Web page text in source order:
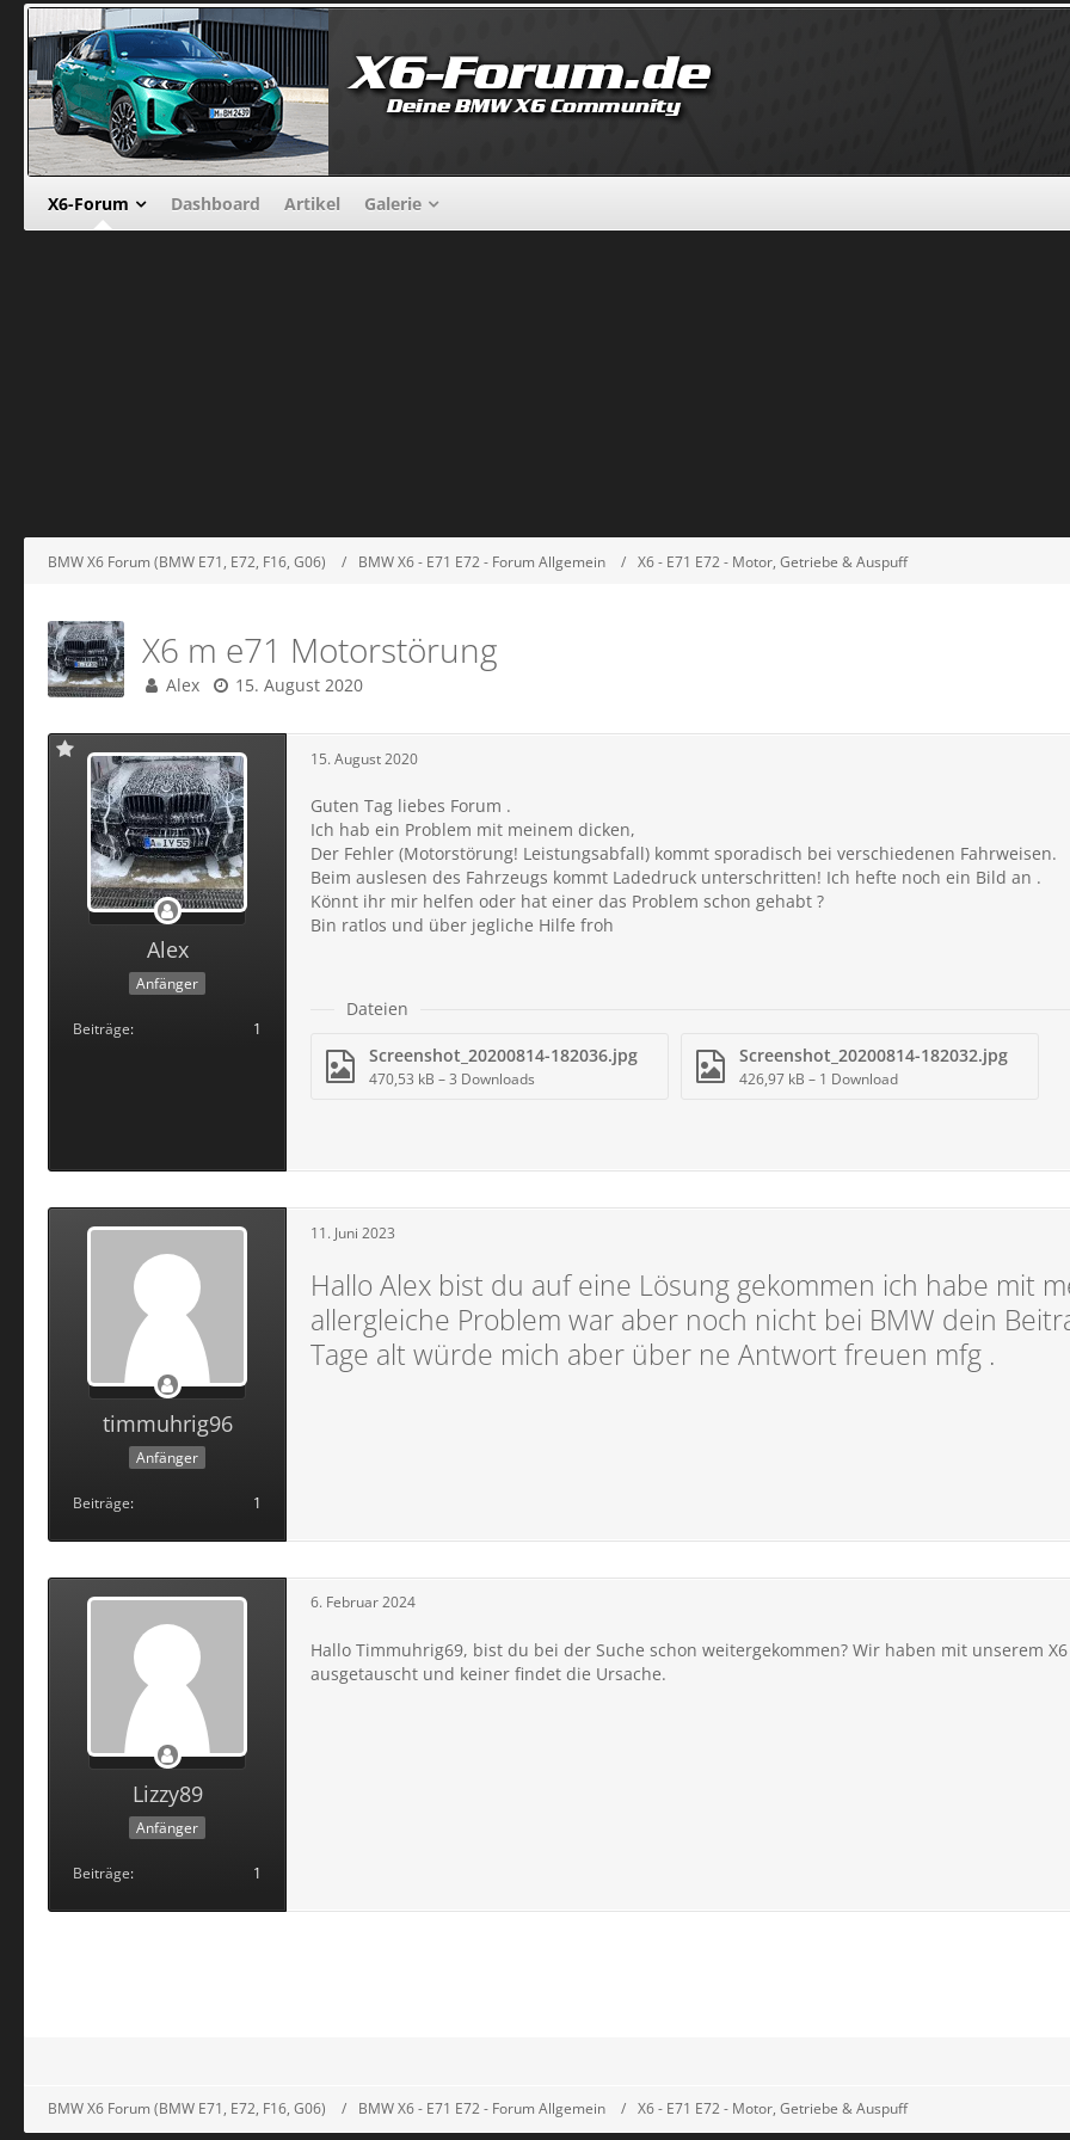
X6-Forum Dashboard Artikel Galerie
BMW X6 Forum (BMW E71, E72, F16, G06) BMW X6 - E71 E72 - Forum Allgemein X6 - E71 E72 - Motor, Getriebe & Auspuff
X6 m e71 Motorstörung
Alex 15. August 2020
Alex
Anfänger
Beiträge 1
15. August 2020
Guten Tag liebes Forum .
Ich hab ein Problem mit meinem dicken,
Der Fehler (Motorstörung! Leistungsabfall) kommt sporadisch bei verschiedenen Fahrweisen.
Beim auslesen des Fahrzeugs kommt Ladedruck unterschritten! Ich hefte noch ein Bild an .
Könnt ihr mir helfen oder hat einer das Problem schon gehabt ?
Bin ratlos und über jegliche Hilfe froh
Dateien
Screenshot_20200814-182036.jpg
470,53 kB – 3 Downloads
Screenshot_20200814-182032.jpg
426,97 kB – 1 Download
timmuhrig96
Anfänger
Beiträge 1
11. Juni 2023
Hallo Alex bist du auf eine Lösung gekommen ich habe mit
allergleiche Problem war aber noch nicht bei BMW dein
Tage alt würde mich aber über ne Antwort freuen mfg .
Lizzy89
Anfänger
Beiträge 1
6. Februar 2024
Hallo Timmuhrig69, bist du bei der Suche schon weitergekommen? Wir haben mit unserem
ausgetauscht und keiner findet die Ursache.
BMW X6 Forum (BMW E71, E72, F16, G06) BMW X6 - E71 E72 - Forum Allgemein X6 - E71 E72 - Motor, Getriebe & Auspuff